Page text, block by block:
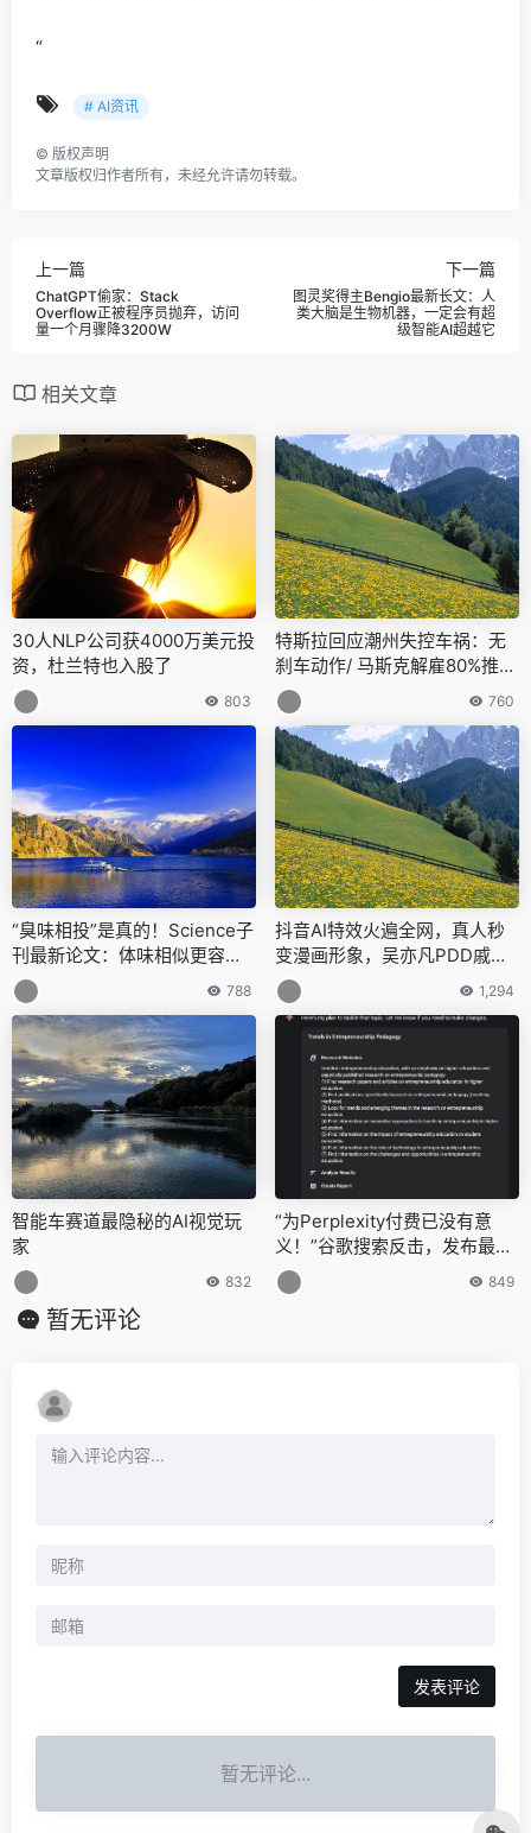
“
# AI资讯
© 版权声明
文章版权归作者所有，未经允许请勿转载。
上一篇
ChatGPT偷家：Stack
Overflow正被程序员抛弃，访问
量一个月骤降3200W
下一篇
图灵奖得主Bengio最新长文：人
类大脑是生物机器，一定会有超
级智能AI超越它
相关文章
30人NLP公司获4000万美元投
资，杜兰特也入股了
803
特斯拉回应潮州失控车祸：无
刹车动作/ 马斯克解雇80%推特
外包员工/ 腾讯会议启动收费…
今日更多新鲜事在此
760
“臭味相投”是真的！Science子
刊最新论文：体味相似更容易
做朋友
788
抖音AI特效火遍全网，真人秒
变漫画形象，吴亦凡PDD戚薇
都玩上瘾了
1,294
智能车赛道最隐秘的AI视觉玩
家
832
“为Perplexity付费已没有意
义！”谷歌搜索反击，发布最有
“谷歌风格”的AI应用！
849
暂无评论
发表评论
暂无评论...